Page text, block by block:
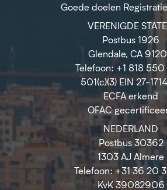
Goede doelen Registratie
VERENIGDE
Postbus 1926
Glendale, CA
Telefoon: +1 818 550
501(c)(3) EIN 27-
ECFA erkend
OFAC
NEDERLAND
Postbus 30362
1303 AJ Almere
Telefoon: +31 36 20
KvK 39082906